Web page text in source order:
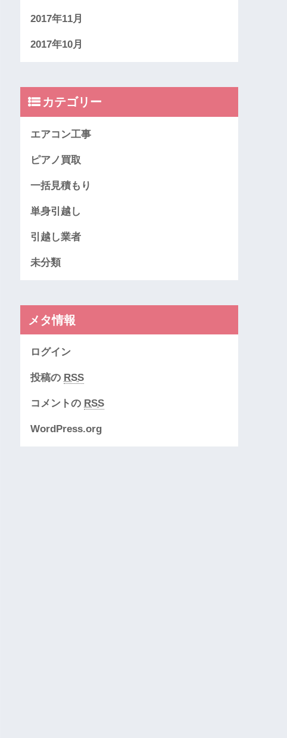
2017年11月
2017年10月
カテゴリー
エアコン工事
ピアノ買取
一括見積もり
単身引越し
引越し業者
未分類
メタ情報
ログイン
投稿の RSS
コメントの RSS
WordPress.org